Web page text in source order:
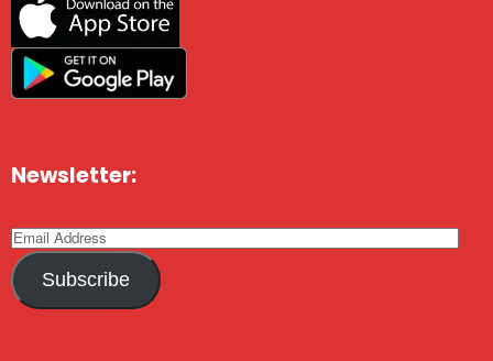
Newsletter:
Subscribe